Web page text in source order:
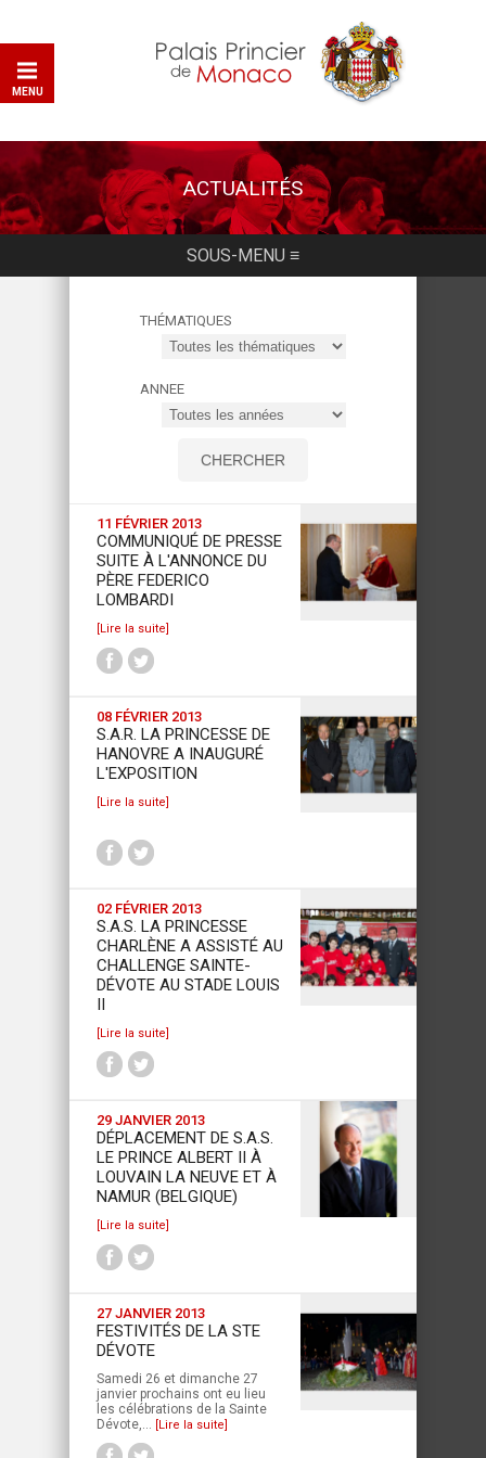
MENU
ACTUALITÉS
THÉMATIQUES
ANNEE
11 FÉVRIER 2013
COMMUNIQUÉ DE PRESSE
SUITE À L'ANNONCE DU
PÈRE FEDERICO
LOMBARDI
[Lire la suite]
08 FÉVRIER 2013
S.A.R. LA PRINCESSE DE
HANOVRE A INAUGURÉ
L'EXPOSITION
[Lire la suite]
02 FÉVRIER 2013
S.A.S. LA PRINCESSE
CHARLÈNE A ASSISTÉ AU
CHALLENGE SAINTE-
DÉVOTE AU STADE LOUIS
[Lire la suite]
29 JANVIER 2013
DÉPLACEMENT DE S.A.S.
LE PRINCE ALBERT II À
LOUVAIN LA NEUVE ET À
NAMUR (BELGIQUE)
[Lire la suite]
27 JANVIER 2013
FESTIVITÉS DE LA STE
DÉVOTE
Samedi 26 et dimanche 27
janvier prochains ont eu lieu
les célébrations de la Sainte
Dévote,... [Lire la suite]
SOUS-MENU ≡